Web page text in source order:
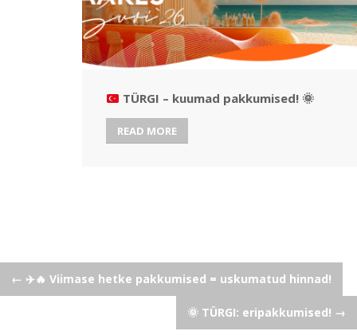
TÜRGI – kuumad pakkumised! 🌞
READ MORE
Post
← ✈️🔥 Viimase hetke pakkumised = uskumatud hinnad!
🌞 TÜRGI: eripakkumised! →